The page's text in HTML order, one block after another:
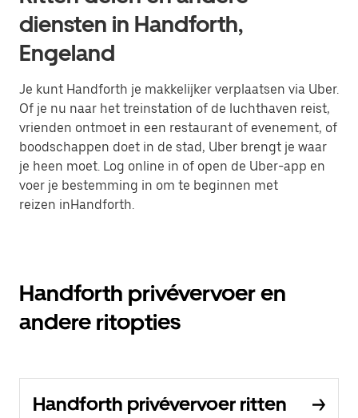
diensten in Handforth,
Engeland
Je kunt Handforth je makkelijker verplaatsen via Uber.
Of je nu naar het treinstation of de luchthaven reist,
vrienden ontmoet in een restaurant of evenement, of
boodschappen doet in de stad, Uber brengt je waar
je heen moet. Log online in of open de Uber-app en
voer je bestemming in om te beginnen met
reizen inHandforth.
Handforth privévervoer en
andere ritopties
Handforth privévervoer ritten